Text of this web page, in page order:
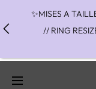
✨MISES A
// RING
✨ FAST
NO